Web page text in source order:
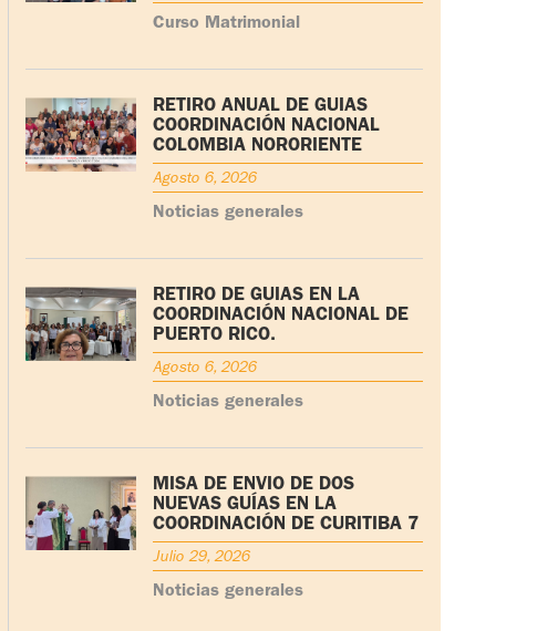
Curso Matrimonial
RETIRO ANUAL DE GUÍAS
COORDINACIÓN NACIONAL
COLOMBIA NORORIENTE
Agosto 6, 2026
Noticias generales
RETIRO DE GUÍAS EN LA
COORDINACIÓN NACIONAL DE
PUERTO RICO.
Agosto 6, 2026
Noticias generales
MISA DE ENVÍO DE DOS
NUEVAS GUÍAS EN LA
COORDINACIÓN DE CURITIBA 7
Julio 29, 2026
Noticias generales